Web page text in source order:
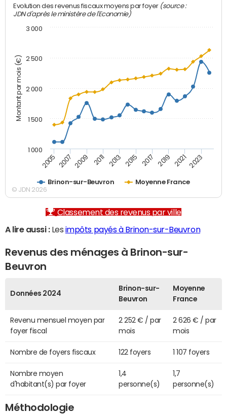
Montant par mois (€)
Evolution des revenus fiscaux moyens par foyer (source :
JDN d'après le ministère de l'Economie)
Brinon-sur-Beuvron Moyenne France
2005 2007 2009 2011 2013 2015 2017 2019 2021 2023
1 000
1 500
2 000
2 500
3 000
© JDN 2026
Classement des revenus par ville
A lire aussi :Les impôts payés à Brinon-sur-Beuvron
Revenus des ménages à Brinon-sur-
Beuvron
Données 2024
Brinon-sur-
Beuvron
Moyenne
France
Revenu mensuel moyen par
foyer fiscal
2 252 € / par
mois
2 626 € / par
mois
Nombre de foyers fiscaux 122 foyers 1 107 foyers
Nombre moyen
d'habitant(s) par foyer
1,4
personne(s)
1,7
personne(s)
Méthodologie